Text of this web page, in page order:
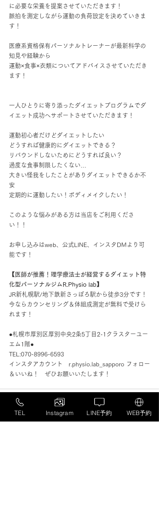
に必要な栄養を提案させていただきます！
脈拍を測定しながら運動の負荷設定を決めていきま
す！
医療系資格保有パーソナルトレーナーが最新科学の
知見や経験から
運動×食事×衣類についてアドバイスさせていただき
ます！
一人ひとりに寄り添ったダイエットプログラムでダ
イエット成功へサポートさせていただきます！
運動初心者だけどダイエットしたい
どうすれば健康的にダイエットできる？
リバウンドしないためにどうすれば良い？
過度な食事制限したくない…
大きい怪我をしたことがありダイエットできるか不
安
定期的に運動したい！ボディメイクしたい！
このような悩みがある方は当店をご利用くださ
い！！
お申し込みはweb、公式LINE、インスタDMより可
能です！
【医師が推薦！理学療法士が経営するダイエット特
化型パーソナルジムR.Physio lab】
JR新札幌駅/地下鉄新さっぽろ駅から徒歩3分です！
今ならカウンセリング＆体組成測定が無料で受けら
れます！
●札幌市厚別区厚別中央2条5丁目2-1クラスターユー
エム1階●
TEL:070-8996-6593
インスタアカウント　r.physio.lab_sapporo フォロー
＆いいね！　ぜひお願いいたします！
TEL Instagram LINE予約 WEB予約